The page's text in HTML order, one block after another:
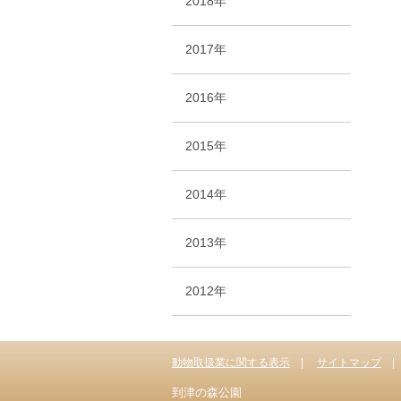
2017年
2016年
2015年
2014年
2013年
2012年
動物取扱業に関する表示 サイトマップ
到津の森公園